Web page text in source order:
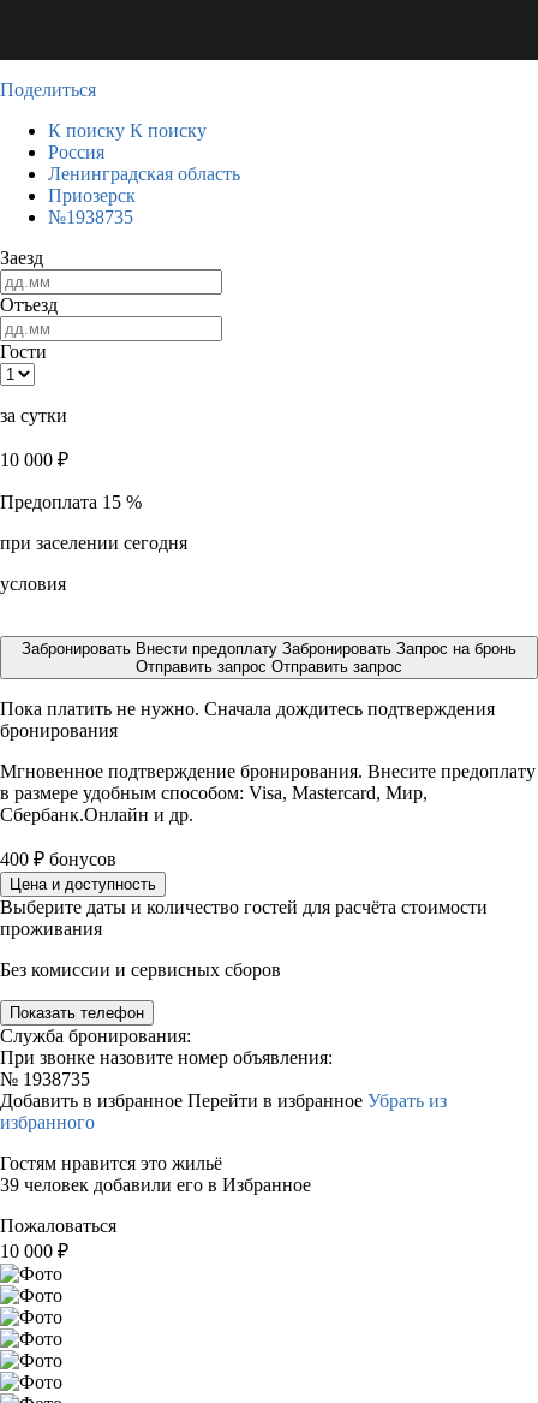
Поделиться
К поиску К поиску
Россия
Ленинградская область
Приозерск
№1938735
Заезд
Отъезд
Гости
за сутки
10 000 ₽
Предоплата 15 %
при заселении сегодня
условия
Забронировать Внести предоплату Забронировать Запрос на бронь
Отправить запрос Отправить запрос
Пока платить не нужно. Сначала дождитесь подтверждения
бронирования
Мгновенное подтверждение бронирования. Внесите предоплату
в размере удобным способом: Visa, Mastercard, Мир,
Сбербанк.Онлайн и др.
400 ₽ бонусов
Цена и доступность
Выберите даты и количество гостей для расчёта стоимости
проживания
Без комиссии и сервисных сборов
Показать телефон
Служба бронирования:
При звонке назовите номер объявления:
№ 1938735
Добавить в избранное Перейти в избранное Убрать из
избранного
Гостям нравится это жильё
39 человек добавили его в Избранное
Пожаловаться
10 000 ₽